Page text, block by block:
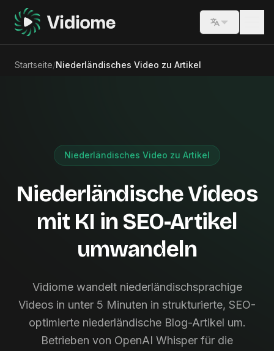
Switch
Startseite/Niederländisches Video zu Artikel
Niederländisches Video zu Artikel
Niederländische Videos
mit KI in SEO-Artikel
umwandeln
Vidiome wandelt niederländischsprachige
Videos in unter 5 Minuten in strukturierte, SEO-
optimierte niederländische Blog-Artikel um.
Betrieben von OpenAI Whisper für die